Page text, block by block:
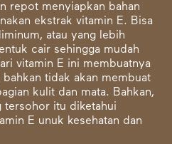
repot menyiapkan bahan
ekstrak vitamin E. Bisa
atau yang lebih
cair sehingga mudah
vitamin E ini membuatnya
tidak akan membuat
kulit dan mata. Bahkan,
tersohor itu diketahui
E unuk kesehatan dan